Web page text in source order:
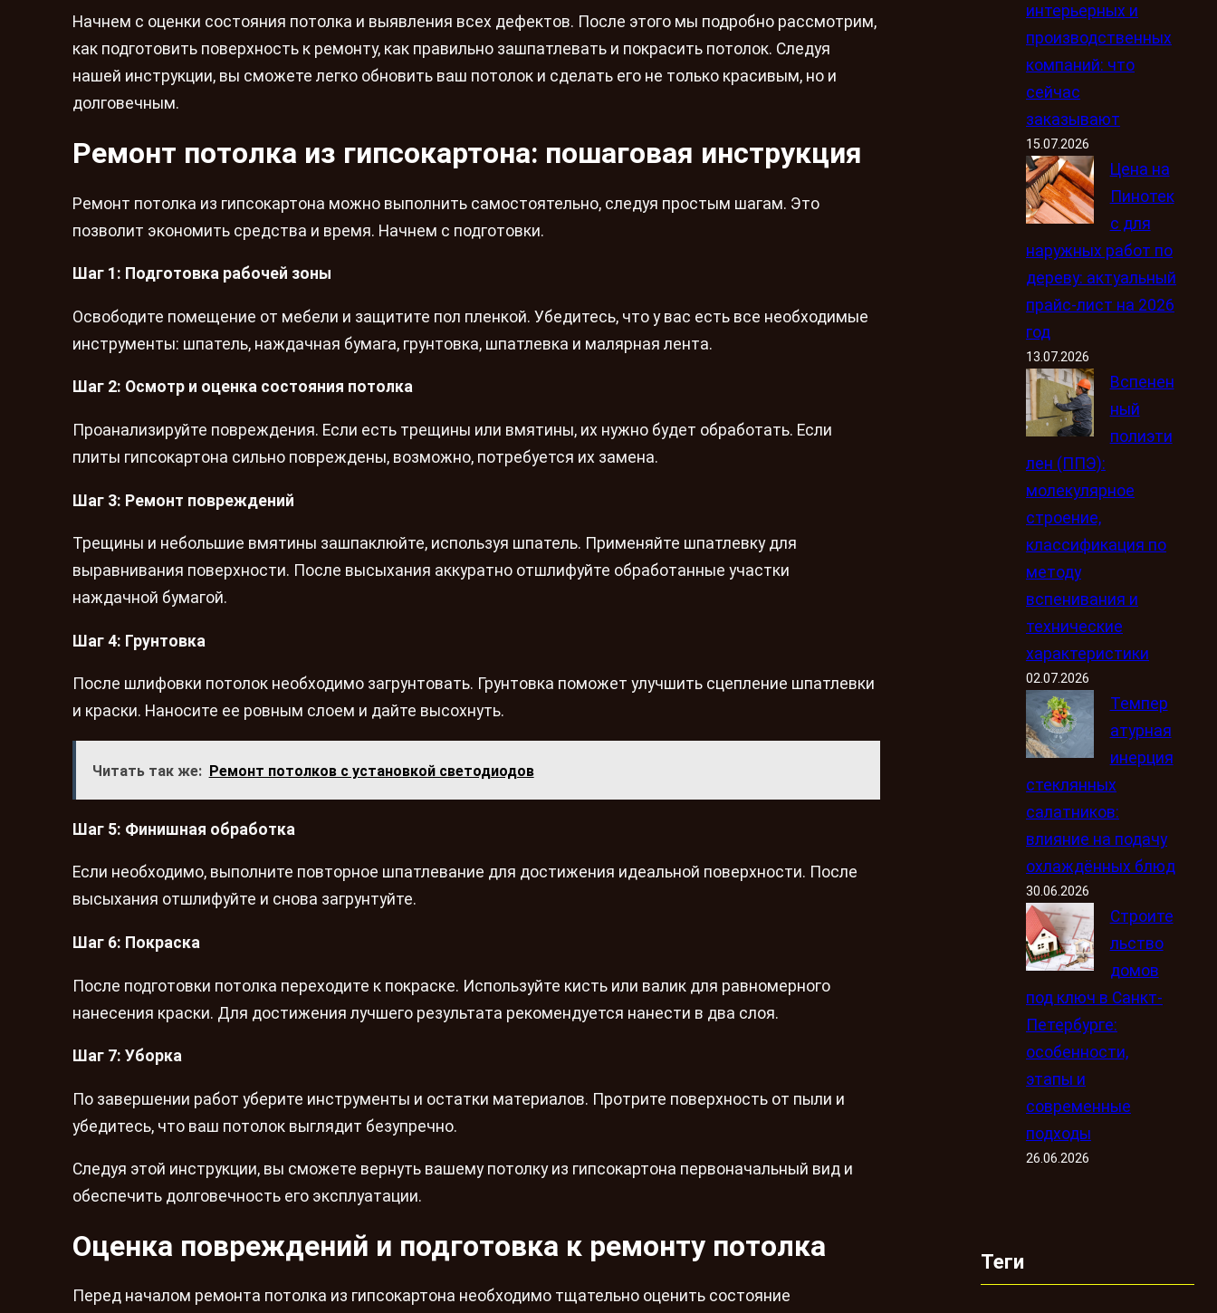
Начнем с оценки состояния потолка и выявления всех дефектов. После этого мы подробно рассмотрим,
как подготовить поверхность к ремонту, как правильно зашпатлевать и покрасить потолок. Следуя
нашей инструкции, вы сможете легко обновить ваш потолок и сделать его не только красивым, но и
долговечным.
Ремонт потолка из гипсокартона: пошаговая инструкция
Ремонт потолка из гипсокартона можно выполнить самостоятельно, следуя простым шагам. Это
позволит экономить средства и время. Начнем с подготовки.
Шаг 1: Подготовка рабочей зоны
Освободите помещение от мебели и защитите пол пленкой. Убедитесь, что у вас есть все необходимые
инструменты: шпатель, наждачная бумага, грунтовка, шпатлевка и малярная лента.
Шаг 2: Осмотр и оценка состояния потолка
Проанализируйте повреждения. Если есть трещины или вмятины, их нужно будет обработать. Если
плиты гипсокартона сильно повреждены, возможно, потребуется их замена.
Шаг 3: Ремонт повреждений
Трещины и небольшие вмятины зашпаклюйте, используя шпатель. Применяйте шпатлевку для
выравнивания поверхности. После высыхания аккуратно отшлифуйте обработанные участки
наждачной бумагой.
Шаг 4: Грунтовка
После шлифовки потолок необходимо загрунтовать. Грунтовка поможет улучшить сцепление шпатлевки
и краски. Наносите ее ровным слоем и дайте высохнуть.
Читать так же: Ремонт потолков с установкой светодиодов
Шаг 5: Финишная обработка
Если необходимо, выполните повторное шпатлевание для достижения идеальной поверхности. После
высыхания отшлифуйте и снова загрунтуйте.
Шаг 6: Покраска
После подготовки потолка переходите к покраске. Используйте кисть или валик для равномерного
нанесения краски. Для достижения лучшего результата рекомендуется нанести в два слоя.
Шаг 7: Уборка
По завершении работ уберите инструменты и остатки материалов. Протрите поверхность от пыли и
убедитесь, что ваш потолок выглядит безупречно.
Следуя этой инструкции, вы сможете вернуть вашему потолку из гипсокартона первоначальный вид и
обеспечить долговечность его эксплуатации.
Оценка повреждений и подготовка к ремонту потолка
Перед началом ремонта потолка из гипсокартона необходимо тщательно оценить состояние
интерьерных и
производственных
компаний: что
сейчас
заказывают
15.07.2026
Цена на
Пинотек
с для
наружных работ по
дереву: актуальный
прайс-лист на 2026
год
13.07.2026
Вспенен
ный
полиэти
лен (ППЭ):
молекулярное
строение,
классификация по
методу
вспенивания и
технические
характеристики
02.07.2026
Темпер
атурная
инерция
стеклянных
салатников:
влияние на подачу
охлаждённых блюд
30.06.2026
Строите
льство
домов
под ключ в Санкт-
Петербурге:
особенности,
этапы и
современные
подходы
26.06.2026
Теги